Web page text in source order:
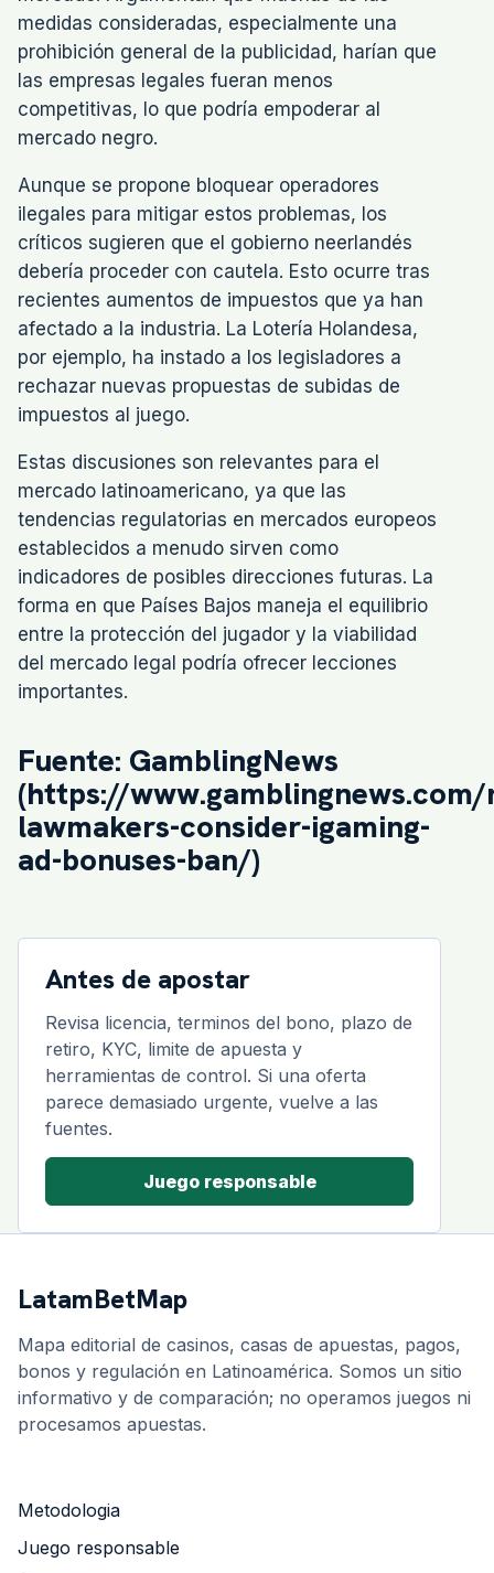
medidas consideradas, especialmente una
prohibición general de la publicidad, harían que
las empresas legales fueran menos
competitivas, lo que podría empoderar al
mercado negro.
Aunque se propone bloquear operadores
ilegales para mitigar estos problemas, los
críticos sugieren que el gobierno neerlandés
debería proceder con cautela. Esto ocurre tras
recientes aumentos de impuestos que ya han
afectado a la industria. La Lotería Holandesa,
por ejemplo, ha instado a los legisladores a
rechazar nuevas propuestas de subidas de
impuestos al juego.
Estas discusiones son relevantes para el
mercado latinoamericano, ya que las
tendencias regulatorias en mercados europeos
establecidos a menudo sirven como
indicadores de posibles direcciones futuras. La
forma en que Países Bajos maneja el equilibrio
entre la protección del jugador y la viabilidad
del mercado legal podría ofrecer lecciones
importantes.
Fuente: GamblingNews
(https://
lawmakers-consider-igaming-
ad-bonuses-ban/)
Antes de apostar
Revisa licencia, terminos del bono, plazo de
retiro, KYC, limite de apuesta y
herramientas de control. Si una oferta
parece demasiado urgente, vuelve a las
fuentes.
Juego responsable
LatamBetMap
Mapa editorial de casinos, casas de apuestas, pagos,
bonos y regulación en Latinoamérica. Somos un sitio
informativo y de comparación; no operamos juegos ni
procesamos apuestas.
Metodologia
Juego responsable